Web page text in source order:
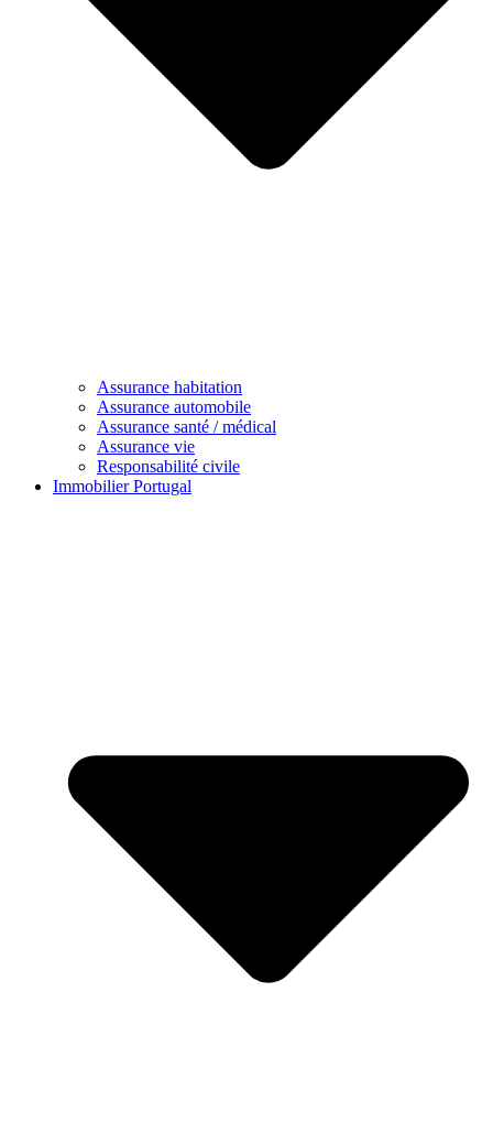
Assurance habitation
Assurance automobile
Assurance santé / médical
Assurance vie
Responsabilité civile
Immobilier Portugal